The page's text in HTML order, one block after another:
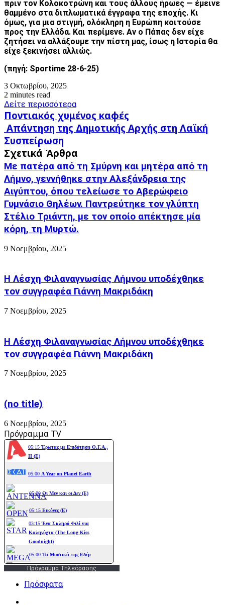
πριν τον Κολοκοτρώνη και τους άλλους ήρωες — έμεινε
θαμμένο στα διπλωματικά έγγραφα της εποχής. Κι
όμως, για μια στιγμή, ολόκληρη η Ευρώπη κοιτούσε
προς την Ελλάδα. Και περίμενε. Αν ο Πάπας δεν είχε
ζητήσει να αλλάξουμε την πίστη μας, ίσως η Ιστορία θα
είχε ξεκινήσει αλλιώς.
(πηγή: Sportime 28-6-25)
3 Οκτωβρίου, 2025
2 minutes read
Δείτε περισσότερα
Ποντιακός
χυμένος
καφές
Ποντιακός χυμένος καφές
Απάντηση
της
Δημοτικής
Αρχής
στη
Λαϊκή
Συσπείρωση
Απάντηση της Δημοτικής Αρχής στη Λαϊκή
Συσπείρωση
Σχετικά Άρθρα
Με πατέρα από τη Σμύρνη και μητέρα από τη
Λήμνο, γεννήθηκε στην Αλεξάνδρεια της
Αιγύπτου, όπου τελείωσε το Αβερώφειο
Γυμνάσιο Θηλέων. Παντρεύτηκε τον γλύπτη
Στέλιο Τριάντη, με τον οποίο απέκτησε μία
κόρη, τη Μυρτώ.
9 Νοεμβρίου, 2025
Η Λέσχη Φιλαναγνωσίας Λήμνου υποδέχθηκε
τον συγγραφέα Γιάννη Μακριδάκη
7 Νοεμβρίου, 2025
Η Λέσχη Φιλαναγνωσίας Λήμνου υποδέχθηκε
τον συγγραφέα Γιάννη Μακριδάκη
7 Νοεμβρίου, 2025
(no title)
6 Νοεμβρίου, 2025
Πρόγραμμα TV
Πρόγραμμα Τηλεόρασης
Πρόσφατα